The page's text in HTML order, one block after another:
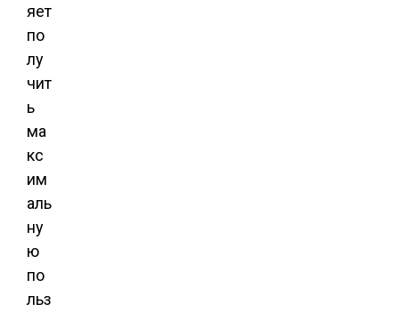
яет
по
лу
чит
ь
ма
кс
им
аль
ну
ю
по
льз